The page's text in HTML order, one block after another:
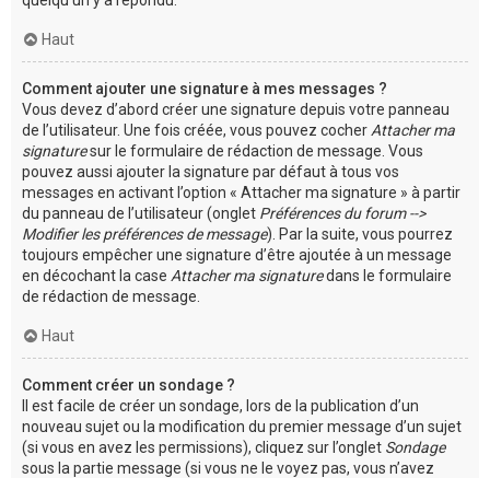
Haut
Comment ajouter une signature à mes messages ?
Vous devez d’abord créer une signature depuis votre panneau
de l’utilisateur. Une fois créée, vous pouvez cocher Attacher ma
signaturesur le formulaire de rédaction de message. Vous
pouvez aussi ajouter la signature par défaut à tous vos
messages en activant l’option « Attacher ma signature » à partir
du panneau de l’utilisateur (onglet Préférences du forum -->
Modifier les préférences de message). Par la suite, vous pourrez
toujours empêcher une signature d’être ajoutée à un message
en décochant la case Attacher ma signaturedans le formulaire
de rédaction de message.
Haut
Comment créer un sondage ?
Il est facile de créer un sondage, lors de la publication d’un
nouveau sujet ou la modification du premier message d’un sujet
(si vous en avez les permissions), cliquez sur l’onglet Sondage
sous la partie message (si vous ne le voyez pas, vous n’avez